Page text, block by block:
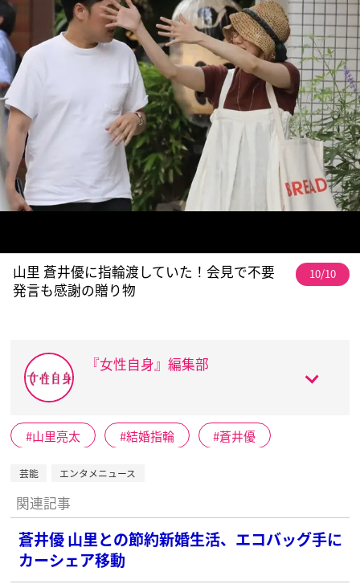
山里 蒼井優に指輪渡していた！会見で不要
発言も感謝の贈り物
10/10
『女性自身』編集部
山里亮太 結婚指輪 蒼井優
芸能 エンタメニュース
関連記事
蒼井優 山里との節約新婚生活、エコバッグ手に
カーシェア移動